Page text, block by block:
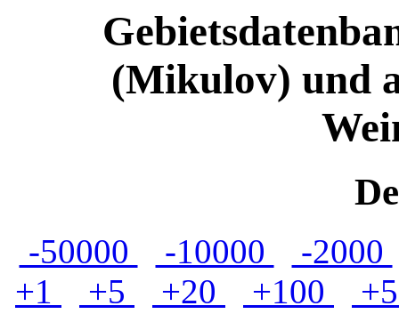
(Mikulov) und
-50000 -10000
-2000
+1
+5 +20 +100